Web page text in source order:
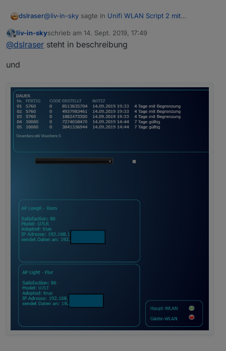
dslraser@liv-in-sky sagte in Unifi WLAN Script 2 mit
minimale ap infos
Offline
liv-in-skyschrieb am 14. Sept. 2019, 17:49
zuletzt editiert von
@dslraser steht in beschreibung
und